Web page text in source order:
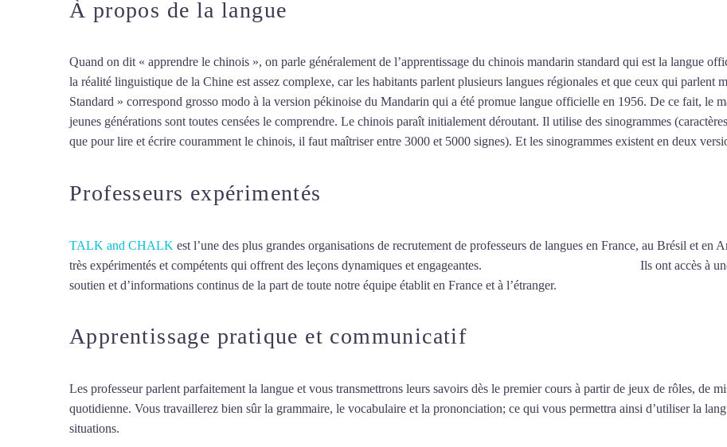
À propos de la langue
Quand on dit « apprendre le chinois », on parle généralement de l’apprentissage du chinois mandarin standard qui est la langue
la réalité linguistique de la Chine est assez complexe, car les habitants parlent plusieurs langues régionales et que ceux qui parlent
Standard » correspond grosso modo à la version pékinoise du Mandarin qui a été promue langue officielle en 1956. De ce fait, le
jeunes générations sont toutes censées le comprendre. Le chinois paraît initialement déroutant. Il utilise des sinogrammes
que pour lire et écrire couramment le chinois, il faut maîtriser entre 3000 et 5000 signes). Et les sinogrammes existent en deux
Professeurs expérimentés
TALK and CHALK est l’une des plus grandes organisations de recrutement de professeurs de langues en France, au Brésil et en
très expérimentés et compétents qui offrent des leçons dynamiques et engageantes.
Ils ont accès à
soutien et d’informations continus de la part de toute notre équipe établit en France et à l’étranger.
Apprentissage pratique et communicatif
Les professeur parlent parfaitement la langue et vous transmettrons leurs savoirs dès le premier cours à partir de jeux de rôles, de
quotidienne. Vous travaillerez bien sûr la grammaire, le vocabulaire et la prononciation; ce qui vous permettra ainsi d’utiliser la
situations.